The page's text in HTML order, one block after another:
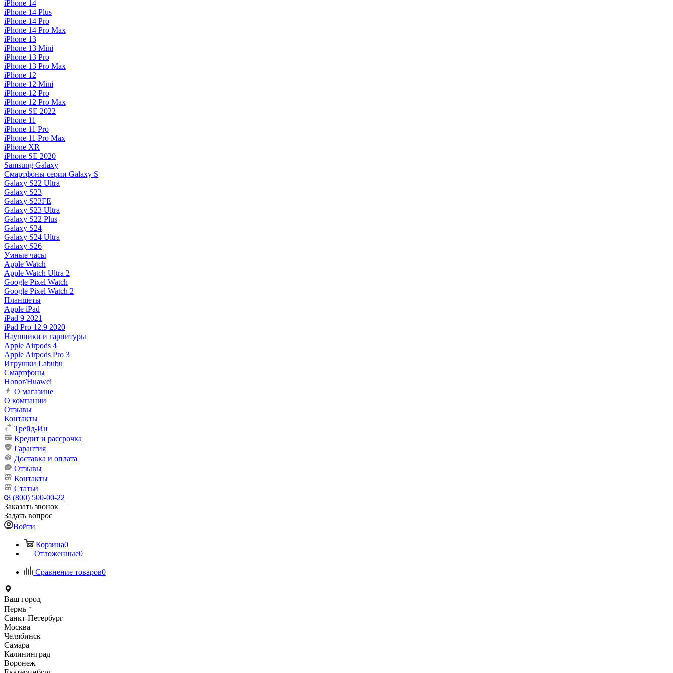
iPhone 14
iPhone 14 Plus
iPhone 14 Pro
iPhone 14 Pro Max
iPhone 13
iPhone 13 Mini
iPhone 13 Pro
iPhone 13 Pro Max
iPhone 12
iPhone 12 Mini
iPhone 12 Pro
iPhone 12 Pro Max
iPhone SE 2022
iPhone 11
iPhone 11 Pro
iPhone 11 Pro Max
iPhone XR
iPhone SE 2020
Samsung Galaxy
Смартфоны серии Galaxy S
Galaxy S22 Ultra
Galaxy S23
Galaxy S23FE
Galaxy S23 Ultra
Galaxy S22 Plus
Galaxy S24
Galaxy S24 Ultra
Galaxy S26
Умные часы
Apple Watch
Apple Watch Ultra 2
Google Pixel Watch
Google Pixel Watch 2
Планшеты
Apple iPad
iPad 9 2021
iPad Pro 12.9 2020
Наушники и гарнитуры
Apple Airpods 4
Apple Airpods Pro 3
Игрушки Labubu
Смартфоны
Honor/Huawei
О магазине
О компании
Отзывы
Контакты
Трейд-Ин
Кредит и рассрочка
Гарантия
Доставка и оплата
Отзывы
Контакты
Статьи
8 (800) 500-00-22
Заказать звонок
Задать вопрос
Войти
Корзина0
Отложенные0
Сравнение товаров0
Ваш город
Пермь
Санкт-Петербург
Москва
Челябинск
Самара
Калининград
Воронеж